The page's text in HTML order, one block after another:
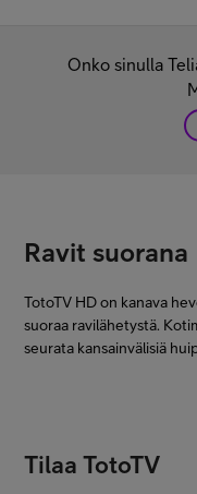
Onko sinulla
Ravit suorana
TotoTV HD on kanava
suoraa ravilähetystä.
seurata kansainvälisiä
Tilaa TotoTV